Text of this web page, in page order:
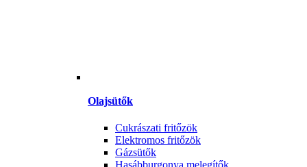
Olajsütők
Cukrászati fritőzök
Elektromos fritőzök
Gázsütők